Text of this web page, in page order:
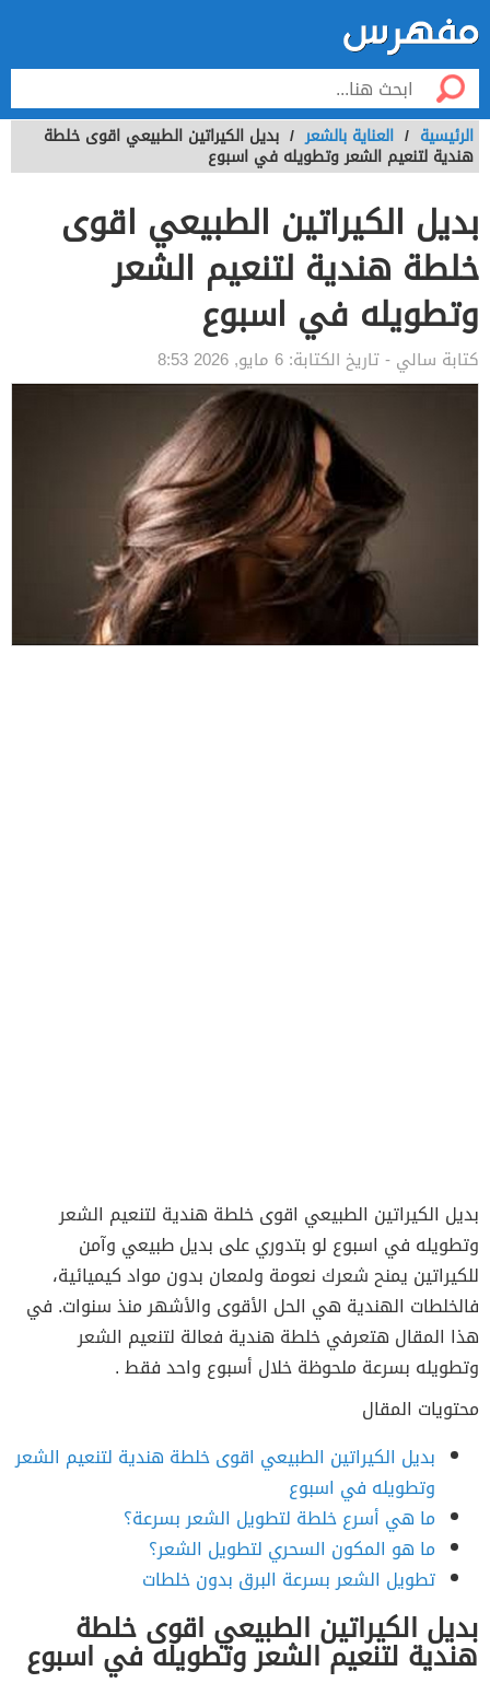
الرئيسية / العناية بالشعر / بديل الكيراتين الطبيعي اقوى خلطة
هندية لتنعيم الشعر وتطويله في اسبوع
بديل الكيراتين الطبيعي اقوى
خلطة هندية لتنعيم الشعر
وتطويله في اسبوع
كتابة سالي - تاريخ الكتابة: 6 مايو, 2026 8:53
بديل الكيراتين الطبيعي اقوى خلطة هندية لتنعيم الشعر
وتطويله في اسبوع لو بتدوري على بديل طبيعي وآمن
للكيراتين يمنح شعرك نعومة ولمعان بدون مواد كيميائية،
فالخلطات الهندية هي الحل الأقوى والأشهر منذ سنوات. في
هذا المقال هتعرفي خلطة هندية فعالة لتنعيم الشعر
وتطويله بسرعة ملحوظة خلال أسبوع واحد فقط .
محتويات المقال
بديل الكيراتين الطبيعي اقوى خلطة هندية لتنعيم الشعر
وتطويله في اسبوع
ما هي أسرع خلطة لتطويل الشعر بسرعة؟
ما هو المكون السحري لتطويل الشعر؟
تطويل الشعر بسرعة البرق بدون خلطات
بديل الكيراتين الطبيعي اقوى خلطة
هندية لتنعيم الشعر وتطويله في اسبوع